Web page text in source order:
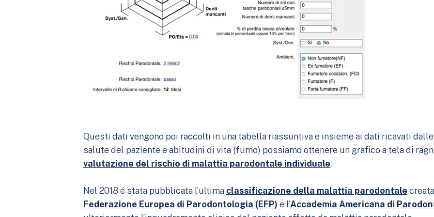
Questi dati vengono poi raccolti in una tabella riassuntiva e insieme ai dati ricavati
salute del paziente e abitudini di vita (fumo) possiamo ottenere un grafico a tela di
valutazione del rischio di malattia parodontale individuale.
Nel 2018 é stata pubblicata l’ultima classificazione della malattia parodontale
Federazione Europea di Parodontologia (EFP) e l’Accademia Americana di